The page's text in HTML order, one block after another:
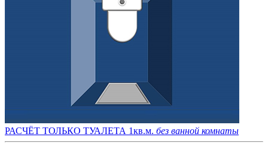
РАСЧЁТ ТОЛЬКО ТУАЛЕТА 1кв.м. без ванной комнаты